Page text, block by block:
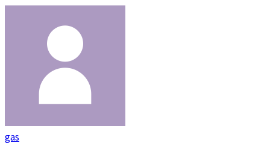
gas